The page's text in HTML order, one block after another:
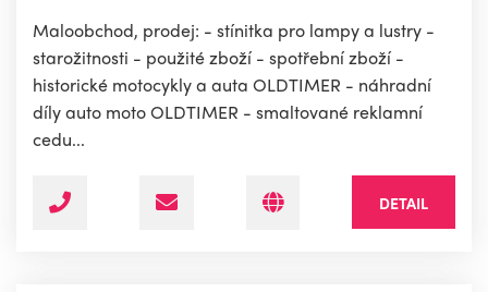
Maloobchod, prodej: - stínitka pro lampy a lustry -
starožitnosti - použité zboží - spotřební zboží -
historické motocykly a auta OLDTIMER - náhradní
díly auto moto OLDTIMER - smaltované reklamní
cedu...
DETAIL